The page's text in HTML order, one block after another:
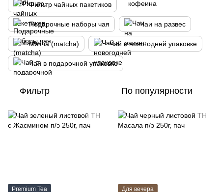
Фильтр чайных пакетиков
Подарочные наборы чая Чаи на развес
Матча (matcha) Чай в новогодней упаковке
Чай в подарочной упаковке
Фильтр По популярности
Premium Tea
Для вечера